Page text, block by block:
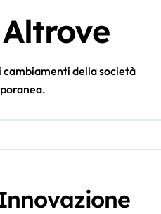
cambiamenti della società